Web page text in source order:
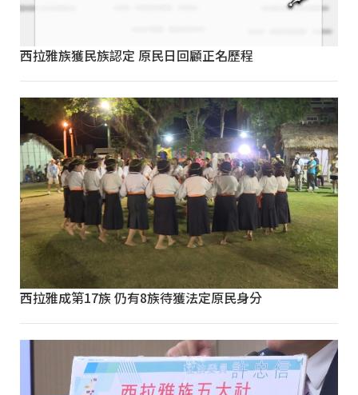
西拉雅族獲民族認定 原民日回顧正名歷程
西拉雅成第17族 仍有8族待獲法定原民身分